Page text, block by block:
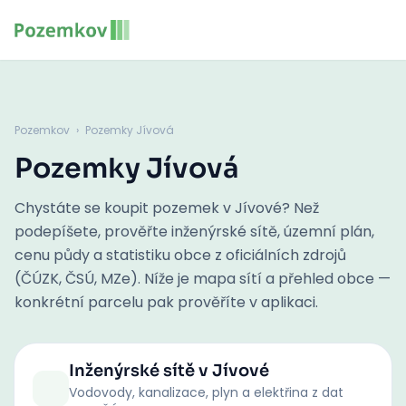
Pozemkov › Pozemky Jívová
Pozemky Jívová
Chystáte se koupit pozemek v Jívové? Než
podepíšete, prověřte inženýrské sítě, územní plán,
cenu půdy a statistiku obce z oficiálních zdrojů
(ČÚZK, ČSÚ, MZe). Níže je mapa sítí a přehled obce —
konkrétní parcelu pak prověříte v aplikaci.
Inženýrské sítěv Jívové
Vodovody, kanalizace, plyn a elektřina z dat